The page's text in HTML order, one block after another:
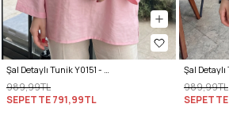
Şal Detaylı Tunik Y0151 - AÇIK PEMBE
989,99TL
SEPETTE791,99TL
989,99TL
SEPETTE